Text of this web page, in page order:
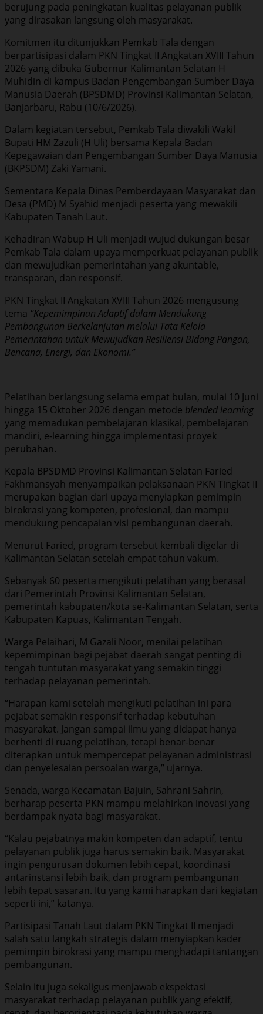
berujung pada peningkatan kualitas pelayanan publik
yang dirasakan langsung oleh masyarakat.
Komitmen itu ditunjukkan Pemkab Tala dengan
berpartisipasi dalam PKN Tingkat II Angkatan XVIII Tahun
2026 yang dibuka Gubernur Kalimantan Selatan H
Muhidin di kampus Badan Pengembangan Sumber Daya
Manusia Daerah (BPSDMD) Provinsi Kalimantan Selatan,
Banjarbaru, Rabu (10/6/2026).
Dalam kegiatan tersebut, Pemkab Tala diwakili Wakil
Bupati HM Zazuli (H Uli) bersama Kepala Badan
Kepegawaian dan Pengembangan Sumber Daya Manusia
(BKPSDM) Zaki Yamani.
Sementara Kepala Dinas Pemberdayaan Masyarakat dan
Desa (PMD) M Syahid menjadi peserta yang mewakili
Kabupaten Tanah Laut.
Kehadiran Wabup H Uli menjadi wujud dukungan besar
Pemkab Tala dalam upaya memperkuat pelayanan publik
dan mewujudkan pemerintahan yang akuntable,
transparan, dan responsif.
PKN Tingkat II Angkatan XVIII Tahun 2026 mengusung
tema “Kepemimpinan Adaptif dalam Mendukung
Pembangunan Berkelanjutan melalui Tata Kelola
Pemerintahan untuk Mewujudkan Resiliensi Bidang Pangan,
Bencana, Energi, dan Ekonomi.”
Pelatihan berlangsung selama empat bulan, mulai 10 Juni
hingga 15 Oktober 2026 dengan metode blended learning
yang memadukan pembelajaran klasikal, pembelajaran
mandiri, e-learning hingga implementasi proyek
perubahan.
Kepala BPSDMD Provinsi Kalimantan Selatan Faried
Fakhmansyah menyampaikan pelaksanaan PKN Tingkat II
merupakan bagian dari upaya menyiapkan pemimpin
birokrasi yang kompeten, profesional, dan mampu
mendukung pencapaian visi pembangunan daerah.
Menurut Faried, program tersebut kembali digelar di
Kalimantan Selatan setelah empat tahun vakum.
Sebanyak 60 peserta mengikuti pelatihan yang berasal
dari Pemerintah Provinsi Kalimantan Selatan,
pemerintah kabupaten/kota se-Kalimantan Selatan, serta
Kabupaten Kapuas, Kalimantan Tengah.
Warga Pelaihari, M Gazali Noor, menilai pelatihan
kepemimpinan bagi pejabat daerah sangat penting di
tengah tuntutan masyarakat yang semakin tinggi
terhadap pelayanan pemerintah.
“Harapan kami setelah mengikuti pelatihan ini para
pejabat semakin responsif terhadap kebutuhan
masyarakat. Jangan sampai ilmu yang didapat hanya
berhenti di ruang pelatihan, tetapi benar-benar
diterapkan untuk mempercepat pelayanan administrasi
dan penyelesaian persoalan warga,” ujarnya.
Senada, warga Kecamatan Bajuin, Sahrani Sahrin,
berharap peserta PKN mampu melahirkan inovasi yang
berdampak nyata bagi masyarakat.
“Kalau pejabatnya makin kompeten dan adaptif, tentu
pelayanan publik juga harus semakin baik. Masyarakat
ingin pengurusan dokumen lebih cepat, koordinasi
antarinstansi lebih baik, dan program pembangunan
lebih tepat sasaran. Itu yang kami harapkan dari kegiatan
seperti ini,” katanya.
Partisipasi Tanah Laut dalam PKN Tingkat II menjadi
salah satu langkah strategis dalam menyiapkan kader
pemimpin birokrasi yang mampu menghadapi tantangan
pembangunan.
Selain itu juga sekaligus menjawab ekspektasi
masyarakat terhadap pelayanan publik yang efektif,